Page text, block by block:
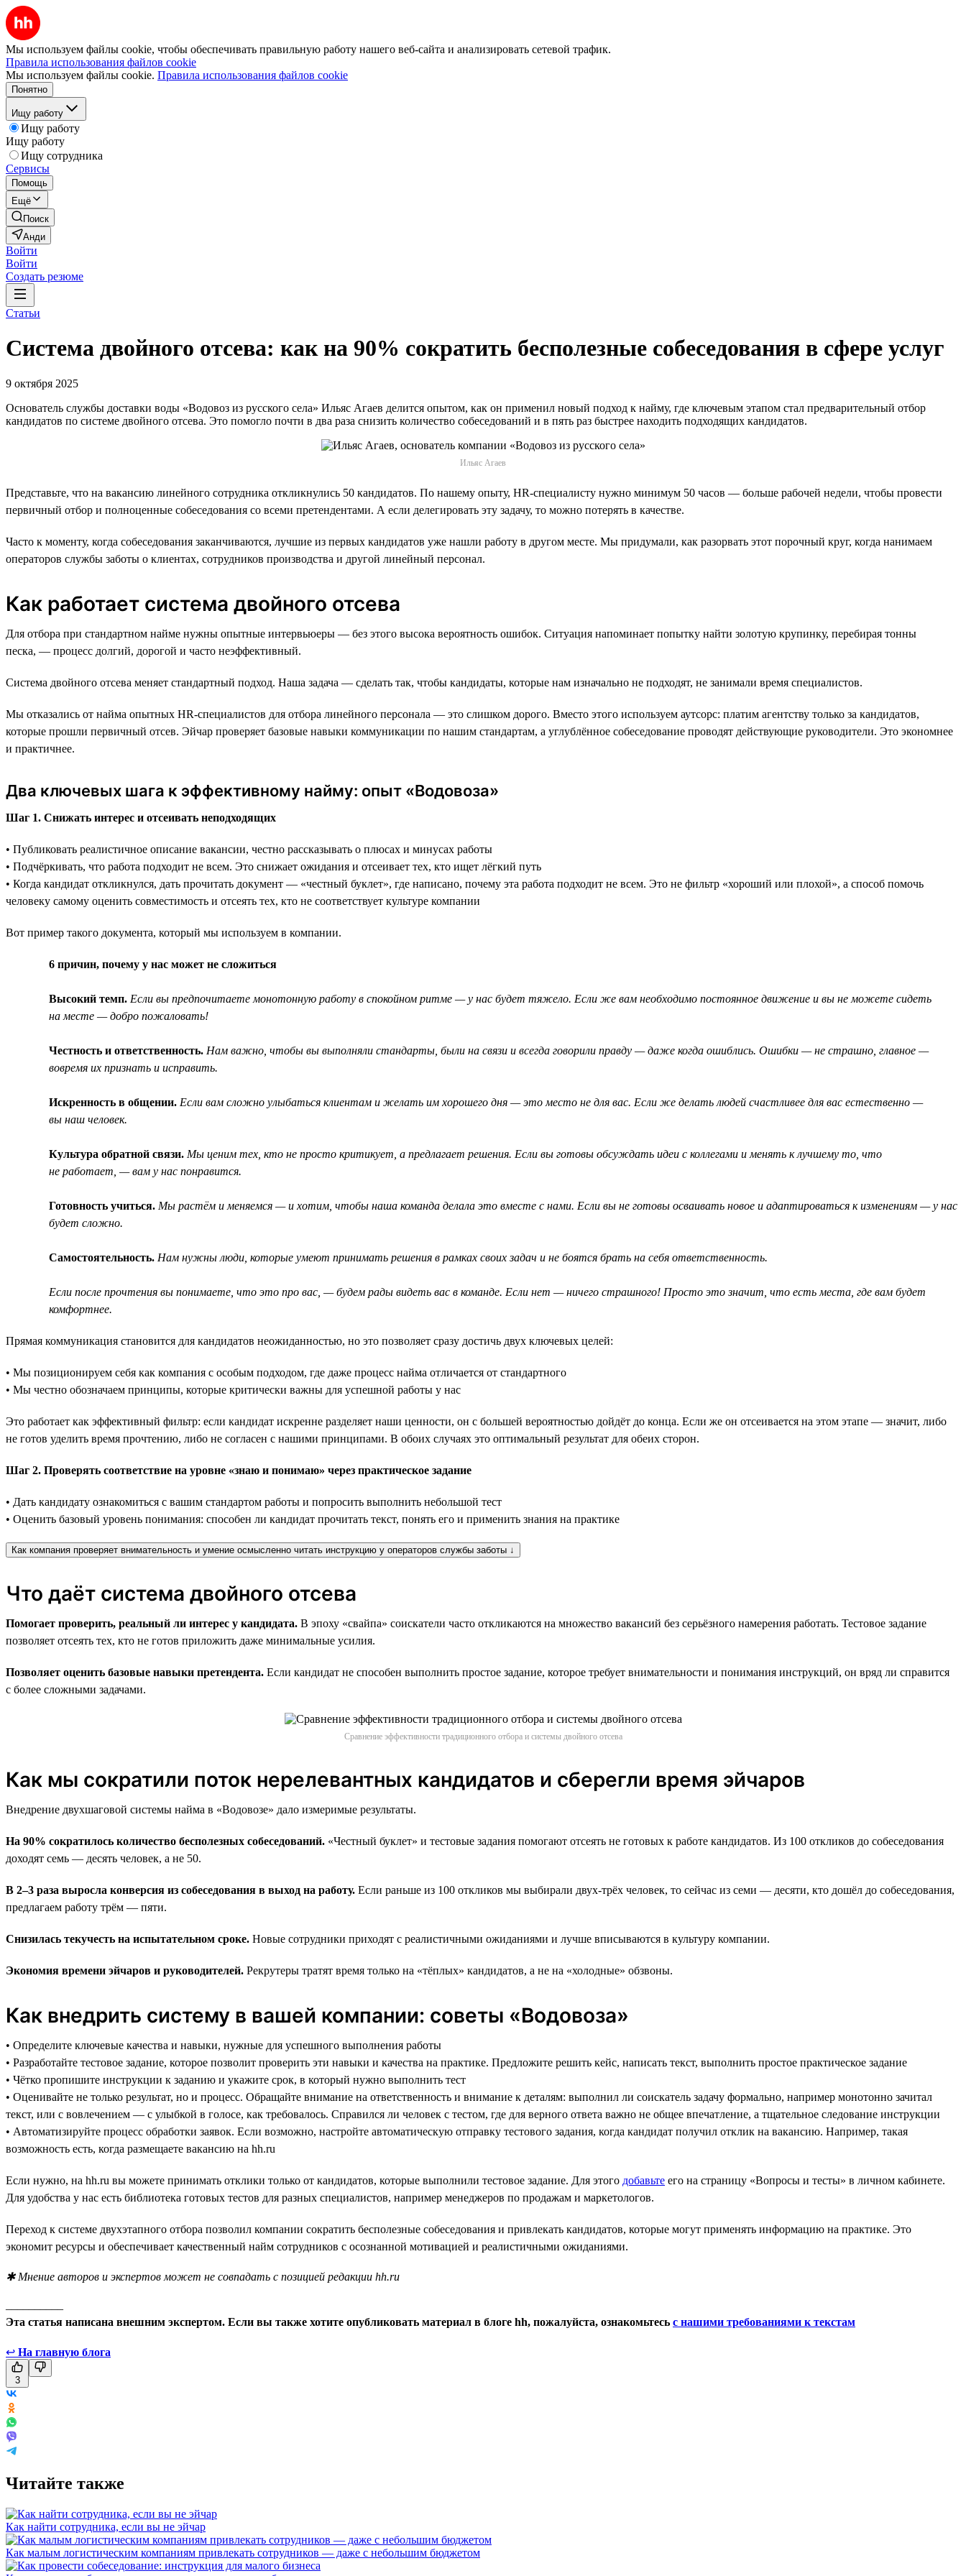
Мы используем файлы cookie, чтобы обеспечивать правильную работу нашего веб-сайта и анализировать сетевой трафик.
Правила использования файлов cookie
Мы используем файлы cookie. Правила использования файлов cookie
Понятно
Ищу работу
Ищу работу
Ищу работу
Ищу сотрудника
Сервисы
Помощь
Ещё
Поиск
Анди
Войти
Войти
Создать резюме
Статьи
Система двойного отсева: как на 90% сократить бесполезные собеседования в сфере услуг
9 октября 2025
Основатель службы доставки воды «Водовоз из русского села» Ильяс Агаев делится опытом, как он применил новый подход к найму, где ключевым этапом стал предварительный отбор
кандидатов по системе двойного отсева. Это помогло почти в два раза снизить количество собеседований и в пять раз быстрее находить подходящих кандидатов.
Ильяс Агаев
Представьте, что на вакансию линейного сотрудника откликнулись 50 кандидатов. По нашему опыту, HR-специалисту нужно минимум 50 часов — больше рабочей недели, чтобы провести
первичный отбор и полноценные собеседования со всеми претендентами. А если делегировать эту задачу, то можно потерять в качестве.
Часто к моменту, когда собеседования заканчиваются, лучшие из первых кандидатов уже нашли работу в другом месте. Мы придумали, как разорвать этот порочный круг, когда нанимаем
операторов службы заботы о клиентах, сотрудников производства и другой линейный персонал.
Как работает система двойного отсева
Для отбора при стандартном найме нужны опытные интервьюеры — без этого высока вероятность ошибок. Ситуация напоминает попытку найти золотую крупинку, перебирая тонны
песка, — процесс долгий, дорогой и часто неэффективный.
Система двойного отсева меняет стандартный подход. Наша задача — сделать так, чтобы кандидаты, которые нам изначально не подходят, не занимали время специалистов.
Мы отказались от найма опытных HR-специалистов для отбора линейного персонала — это слишком дорого. Вместо этого используем аутсорс: платим агентству только за кандидатов,
которые прошли первичный отсев. Эйчар проверяет базовые навыки коммуникации по нашим стандартам, а углублённое собеседование проводят действующие руководители. Это экономнее
и практичнее.
Два ключевых шага к эффективному найму: опыт «Водовоза»
Шаг 1. Снижать интерес и отсеивать неподходящих
• Публиковать реалистичное описание вакансии, честно рассказывать о плюсах и минусах работы
• Подчёркивать, что работа подходит не всем. Это снижает ожидания и отсеивает тех, кто ищет лёгкий путь
• Когда кандидат откликнулся, дать прочитать документ — «честный буклет», где написано, почему эта работа подходит не всем. Это не фильтр «хороший или плохой», а способ помочь
человеку самому оценить совместимость и отсеять тех, кто не соответствует культуре компании
Вот пример такого документа, который мы используем в компании.
6 причин, почему у нас может не сложиться
Высокий темп. Если вы предпочитаете монотонную работу в спокойном ритме — у нас будет тяжело. Если же вам необходимо постоянное движение и вы не можете сидеть
на месте — добро пожаловать!
Честность и ответственность. Нам важно, чтобы вы выполняли стандарты, были на связи и всегда говорили правду — даже когда ошиблись. Ошибки — не страшно, главное —
вовремя их признать и исправить.
Искренность в общении. Если вам сложно улыбаться клиентам и желать им хорошего дня — это место не для вас. Если же делать людей счастливее для вас естественно —
вы наш человек.
Культура обратной связи. Мы ценим тех, кто не просто критикует, а предлагает решения. Если вы готовы обсуждать идеи с коллегами и менять к лучшему то, что
не работает, — вам у нас понравится.
Готовность учиться. Мы растём и меняемся — и хотим, чтобы наша команда делала это вместе с нами. Если вы не готовы осваивать новое и адаптироваться к изменениям — у нас
будет сложно.
Самостоятельность. Нам нужны люди, которые умеют принимать решения в рамках своих задач и не боятся брать на себя ответственность.
Если после прочтения вы понимаете, что это про вас, — будем рады видеть вас в команде. Если нет — ничего страшного! Просто это значит, что есть места, где вам будет
комфортнее.
Прямая коммуникация становится для кандидатов неожиданностью, но это позволяет сразу достичь двух ключевых целей:
• Мы позиционируем себя как компания с особым подходом, где даже процесс найма отличается от стандартного
• Мы честно обозначаем принципы, которые критически важны для успешной работы у нас
Это работает как эффективный фильтр: если кандидат искренне разделяет наши ценности, он с большей вероятностью дойдёт до конца. Если же он отсеивается на этом этапе — значит, либо
не готов уделить время прочтению, либо не согласен с нашими принципами. В обоих случаях это оптимальный результат для обеих сторон.
Шаг 2. Проверять соответствие на уровне «знаю и понимаю» через практическое задание
• Дать кандидату ознакомиться с вашим стандартом работы и попросить выполнить небольшой тест
• Оценить базовый уровень понимания: способен ли кандидат прочитать текст, понять его и применить знания на практике
Как компания проверяет внимательность и умение осмысленно читать инструкцию у операторов службы заботы ↓
Что даёт система двойного отсева
Помогает проверить, реальный ли интерес у кандидата. В эпоху «свайпа» соискатели часто откликаются на множество вакансий без серьёзного намерения работать. Тестовое задание
позволяет отсеять тех, кто не готов приложить даже минимальные усилия.
Позволяет оценить базовые навыки претендента. Если кандидат не способен выполнить простое задание, которое требует внимательности и понимания инструкций, он вряд ли справится
с более сложными задачами.
Сравнение эффективности традиционного отбора и системы двойного отсева
Как мы сократили поток нерелевантных кандидатов и сберегли время эйчаров
Внедрение двухшаговой системы найма в «Водовозе» дало измеримые результаты.
На 90% сократилось количество бесполезных собеседований. «Честный буклет» и тестовые задания помогают отсеять не готовых к работе кандидатов. Из 100 откликов до собеседования
доходят семь — десять человек, а не 50.
В 2–3 раза выросла конверсия из собеседования в выход на работу. Если раньше из 100 откликов мы выбирали двух-трёх человек, то сейчас из семи — десяти, кто дошёл до собеседования,
предлагаем работу трём — пяти.
Снизилась текучесть на испытательном сроке. Новые сотрудники приходят с реалистичными ожиданиями и лучше вписываются в культуру компании.
Экономия времени эйчаров и руководителей. Рекрутеры тратят время только на «тёплых» кандидатов, а не на «холодные» обзвоны.
Как внедрить систему в вашей компании: советы «Водовоза»
• Определите ключевые качества и навыки, нужные для успешного выполнения работы
• Разработайте тестовое задание, которое позволит проверить эти навыки и качества на практике. Предложите решить кейс, написать текст, выполнить простое практическое задание
• Чётко пропишите инструкции к заданию и укажите срок, в который нужно выполнить тест
• Оценивайте не только результат, но и процесс. Обращайте внимание на ответственность и внимание к деталям: выполнил ли соискатель задачу формально, например монотонно зачитал
текст, или с вовлечением — с улыбкой в голосе, как требовалось. Справился ли человек с тестом, где для верного ответа важно не общее впечатление, а тщательное следование инструкции
• Автоматизируйте процесс обработки заявок. Если возможно, настройте автоматическую отправку тестового задания, когда кандидат получил отклик на вакансию. Например, такая
возможность есть, когда размещаете вакансию на hh.ru
Если нужно, на hh.ru вы можете принимать отклики только от кандидатов, которые выполнили тестовое задание. Для этого добавьте его на страницу «Вопросы и тесты» в личном кабинете.
Для удобства у нас есть библиотека готовых тестов для разных специалистов, например менеджеров по продажам и маркетологов.
Переход к системе двухэтапного отбора позволил компании сократить бесполезные собеседования и привлекать кандидатов, которые могут применять информацию на практике. Это
экономит ресурсы и обеспечивает качественный найм сотрудников с осознанной мотивацией и реалистичными ожиданиями.
✱ Мнение авторов и экспертов может не совпадать с позицией редакции hh.ru
Эта статья написана внешним экспертом. Если вы также хотите опубликовать материал в блоге hh, пожалуйста, ознакомьтесь с нашими требованиями к текстам
↩ На главную блога
3
Читайте также
Как найти сотрудника, если вы не эйчар
Как малым логистическим компаниям привлекать сотрудников — даже с небольшим бюджетом